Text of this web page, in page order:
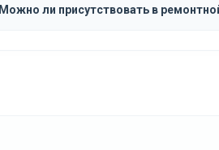
ли присутствовать в